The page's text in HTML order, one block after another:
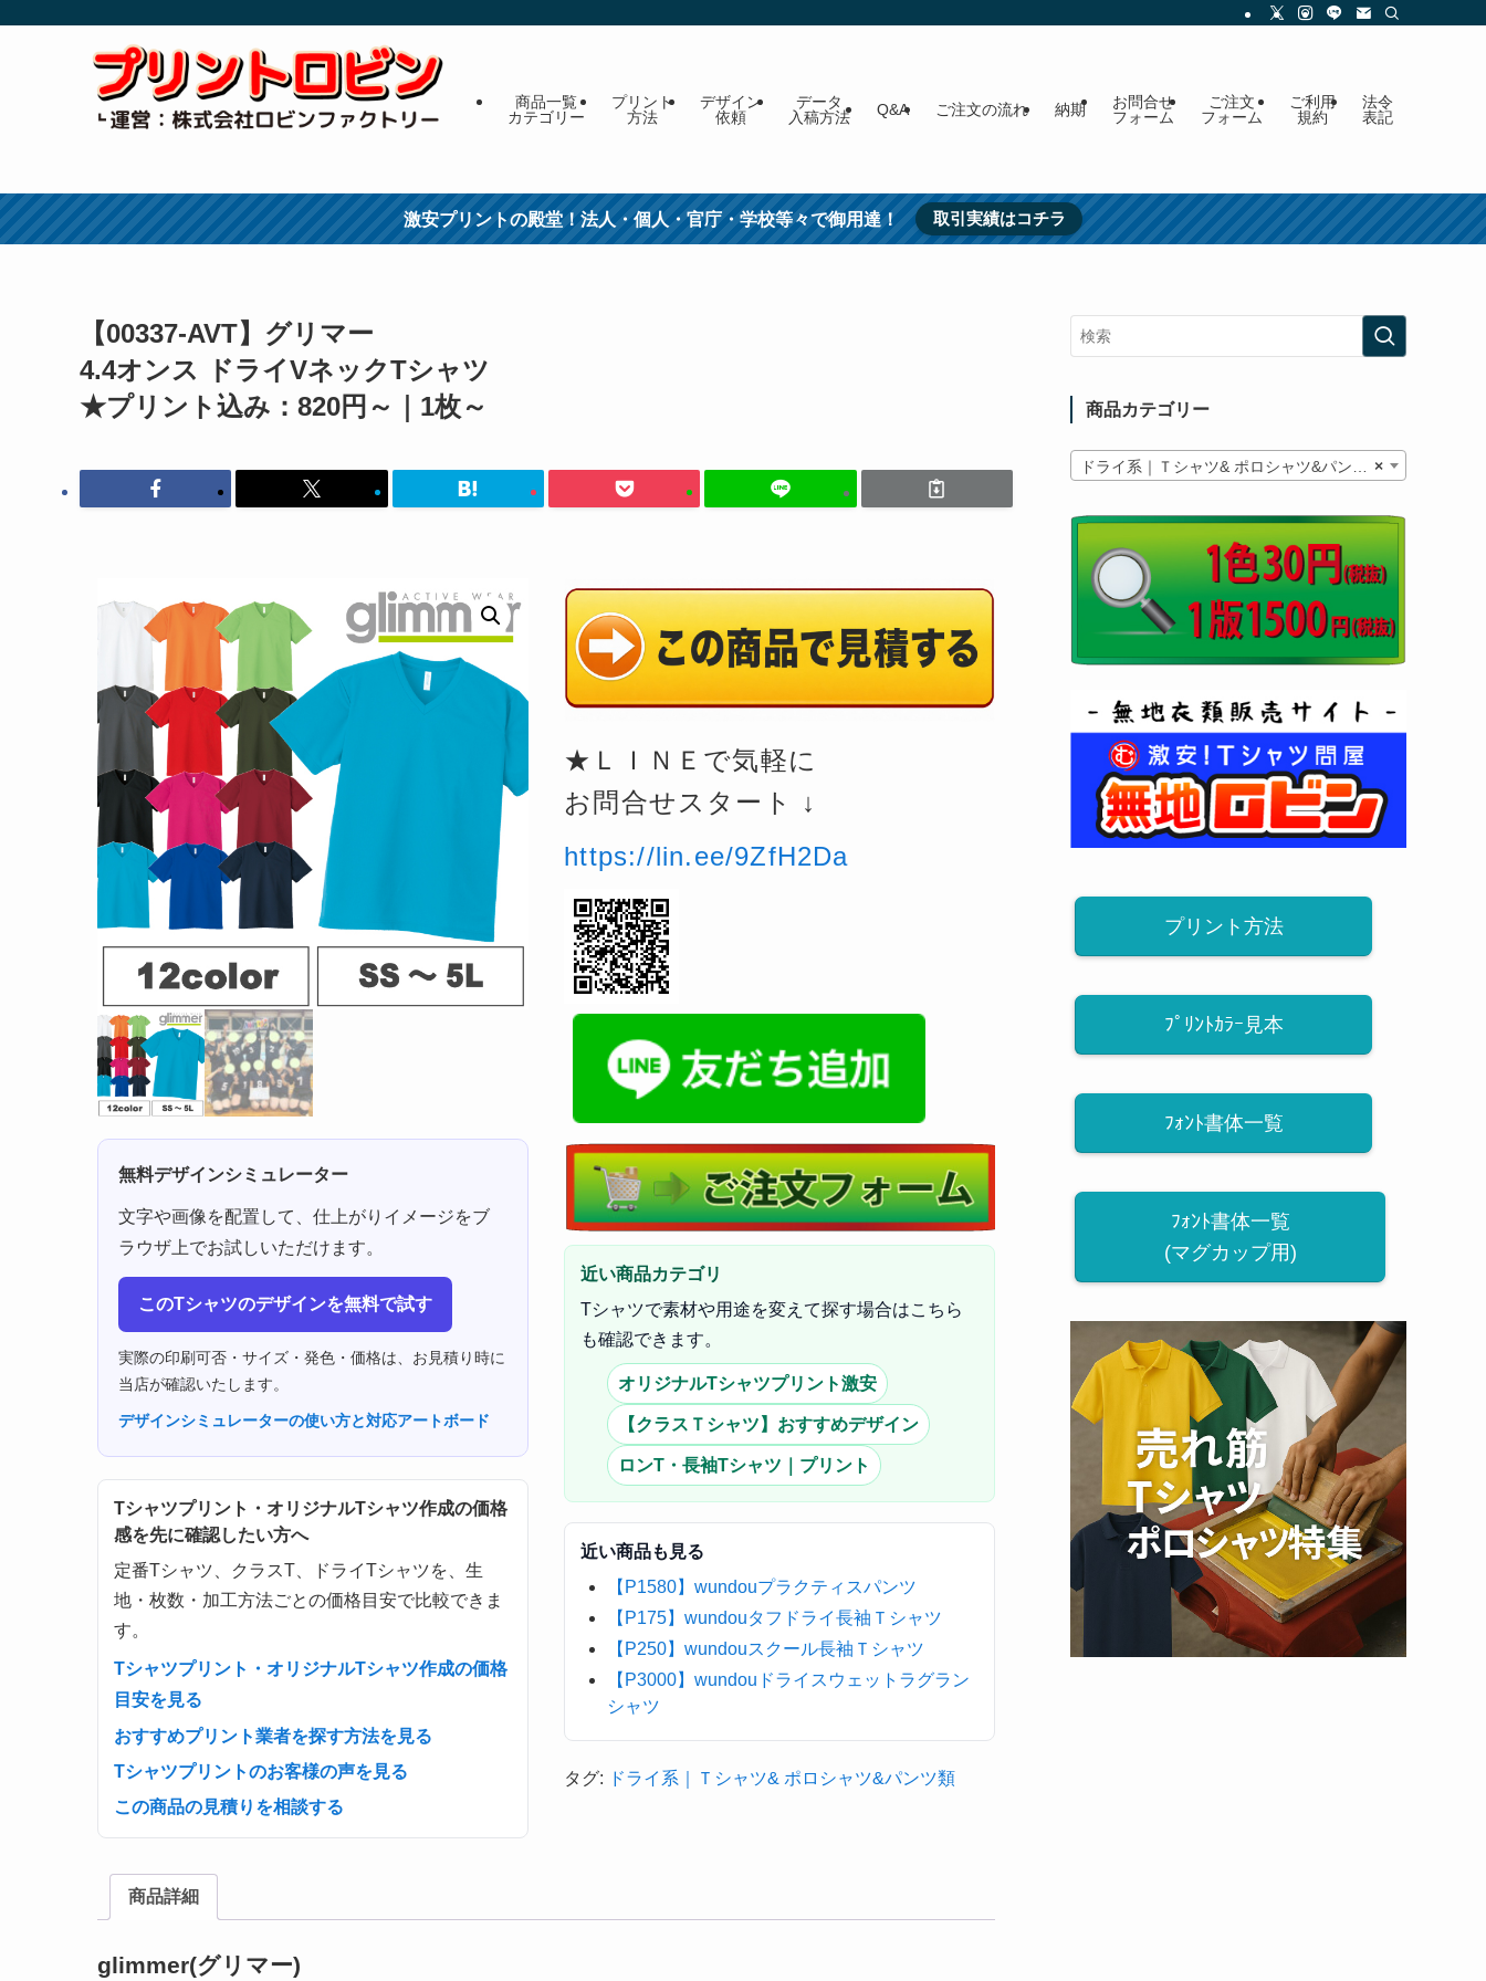
商品一覧
カテゴリー
プリント
方法
デザイン
依頼
データ
入稿方法
Q&A ご注文の流れ 納期
お問合せ
フォーム
ご注文
フォーム
ご利用
規約
法令
表記
激安プリントの殿堂！法人・個人・官庁・学校等々で御用達！ 取引実績はコチラ
【00337-AVT】グリマー
4.4オンス ドライVネックTシャツ
★プリント込み：820円～｜1枚～
無料デザインシミュレーター
文字や画像を配置して、仕上がりイメージをブ
ラウザ上でお試しいただけます。
このTシャツのデザインを無料で試す
実際の印刷可否・サイズ・発色・価格は、お見積り時に
当店が確認いたします。
デザインシミュレーターの使い方と対応アートボード
Tシャツプリント・オリジナルTシャツ作成の価格
感を先に確認したい方へ
定番Tシャツ、クラスT、ドライTシャツを、生
地・枚数・加工方法ごとの価格目安で比較できま
す。
Tシャツプリント・オリジナルTシャツ作成の価格
目安を見る
おすすめプリント業者を探す方法を見る
Tシャツプリントのお客様の声を見る
この商品の見積りを相談する
★ＬＩＮＥで気軽に
お問合せスタート ↓
https://lin.ee/9ZfH2Da
近い商品カテゴリ
Tシャツで素材や用途を変えて探す場合はこちら
も確認できます。
オリジナルTシャツプリント激安
【クラスＴシャツ】おすすめデザイン
ロンT・長袖Tシャツ｜プリント
近い商品も見る
【P1580】wundouプラクティスパンツ
【P175】wundouタフドライ長袖Ｔシャツ
【P250】wundouスクール長袖Ｔシャツ
【P3000】wundouドライスウェットラグラン
シャツ
タグ: ドライ系｜Ｔシャツ& ポロシャツ&パンツ類
商品詳細
glimmer(グリマー)
商品カテゴリー
×
ドライ系｜Ｔシャツ& ポロシャツ&パンツ類
プリント方法
ﾌﾟﾘﾝﾄｶﾗｰ見本
ﾌｫﾝﾄ書体一覧
ﾌｫﾝﾄ書体一覧
(マグカップ用)